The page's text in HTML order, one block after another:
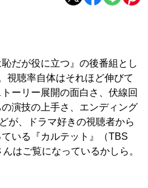
だが役に立つ』の後番組とし
視聴率自体はそれほど伸びて
ーリー展開の面白さ、伏線回
演技の上手さ、エンディング
が、ドラマ好きの視聴者から
いる『カルテット』（TBS
はご覧になっているかしら。